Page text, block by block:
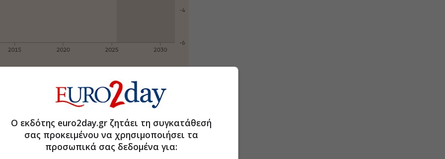
σήμερα είναι πως αν θα υπάρξει κρίση, πιθανόν
συγγραφείς του κεφαλαίου που αναφέρθηκε
di Mauro καιJeromin Zettelmeyer , δηλώνουν:
της κεντρικής χώρας στο παγκόσμιο
ήδη υψηλό και προβλέπεται να αυξηθεί
περιουσιακών στοιχείων έχουν
οι αποτιμήσεις των μετοχών είναι
Ο εκδότης euro2day.gr ζητάει τη συγκατάθεσή
σας προκειμένου να χρησιμοποιήσει τα
προσωπικά σας δεδομένα για: